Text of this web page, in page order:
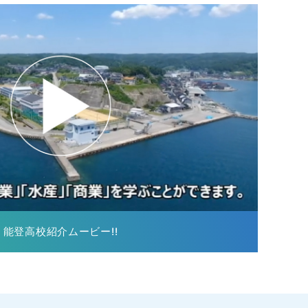
能登高校紹介ムービー!!